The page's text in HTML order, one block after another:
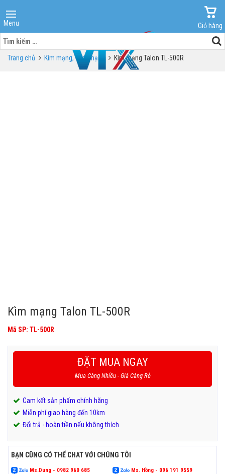
Menu
Giỏ hàng
Tìm
kiếm
cho:Trang chủ Kìm mạng, Test mạng Kìm mạng Talon TL-500R
Kìm mạng Talon TL-500R
Mã SP: TL-500R
ĐẶT MUA NGAY
Mua Càng Nhiều - Giá Càng Rẻ
Cam kết sản phẩm chính hãng
Miễn phí giao hàng đến 10km
Đổi trả - hoàn tiền nếu không thích
BẠN CŨNG CÓ THỂ CHAT VỚI CHÚNG TÔI
Ms.Dung - 0982 960 685 Ms. Hồng - 096 191 9559